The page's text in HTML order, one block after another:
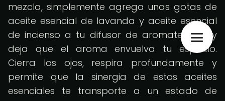
mezcla, simplemente agrega unas gotas de
aceite esencial de lavanda y aceite esencial
de incienso a tu difusor de aromaterapia y
deja que el aroma envuelva tu espacio.
Cierra los ojos, respira profundamente y
permite que la sinergia de estos aceites
esenciales te transporte a un estado de